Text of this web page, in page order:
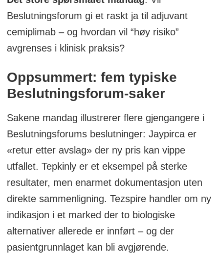
Beslutningsforum gi et raskt ja til adjuvant
cemiplimab – og hvordan vil “høy risiko”
avgrenses i klinisk praksis?
Oppsummert: fem typiske
Beslutningsforum-saker
Sakene mandag illustrerer flere gjengangere i
Beslutningsforums beslutninger: Jaypirca er
«retur etter avslag» der ny pris kan vippe
utfallet. Tepkinly er et eksempel på sterke
resultater, men enarmet dokumentasjon uten
direkte sammenligning. Tezspire handler om ny
indikasjon i et marked der to biologiske
alternativer allerede er innført – og der
pasientgrunnlaget kan bli avgjørende.